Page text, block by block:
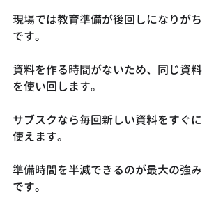
現場では教育準備が後回しになりがち
です。
資料を作る時間がないため、同じ資料
を使い回します。
サブスクなら毎回新しい資料をすぐに
使えます。
準備時間を半減できるのが最大の強み
です。